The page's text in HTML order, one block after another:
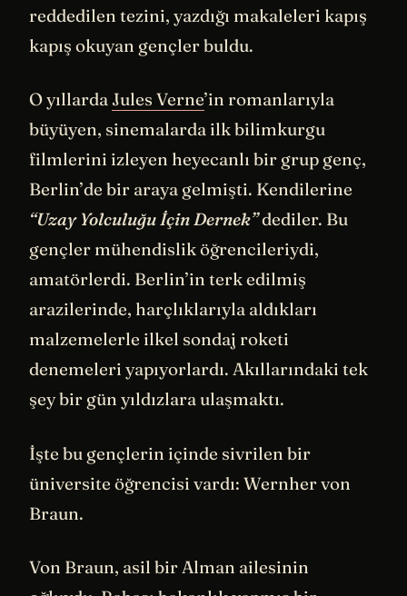
reddedilen tezini, yazdığı makaleleri kapış
kapış okuyan gençler buldu.
O yıllarda Jules Verne’in romanlarıyla
büyüyen, sinemalarda ilk bilimkurgu
filmlerini izleyen heyecanlı bir grup genç,
Berlin’de bir araya gelmişti. Kendilerine
“Uzay Yolculuğu İçin Dernek”dediler. Bu
gençler mühendislik öğrencileriydi,
amatörlerdi. Berlin’in terk edilmiş
arazilerinde, harçlıklarıyla aldıkları
malzemelerle ilkel sondaj roketi
denemeleri yapıyorlardı. Akıllarındaki tek
şey bir gün yıldızlara ulaşmaktı.
İşte bu gençlerin içinde sivrilen bir
üniversite öğrencisi vardı: Wernher von
Braun.
Von Braun, asil bir Alman ailesinin